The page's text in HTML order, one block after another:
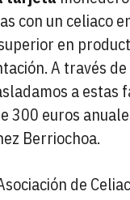
con un celiaco
en
A través
a estas
300 euros
Berriochoa.
de